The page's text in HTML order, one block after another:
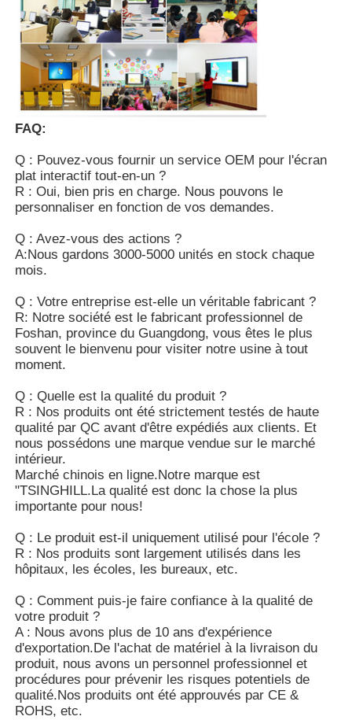
FAQ:
Q : Pouvez-vous fournir un service OEM pour l'écran
plat interactif tout-en-un ?
R : Oui, bien pris en charge. Nous pouvons le
personnaliser en fonction de vos demandes.
Q : Avez-vous des actions ?
A:Nous gardons 3000-5000 unités en stock chaque
mois.
Q : Votre entreprise est-elle un véritable fabricant ?
R: Notre société est le fabricant professionnel de
Foshan, province du Guangdong, vous êtes le plus
souvent le bienvenu pour visiter notre usine à tout
moment.
Q : Quelle est la qualité du produit ?
R : Nos produits ont été strictement testés de haute
qualité par QC avant d'être expédiés aux clients. Et
nous possédons une marque vendue sur le marché
intérieur.
Marché chinois en ligne.Notre marque est
"TSINGHILL.La qualité est donc la chose la plus
importante pour nous!
Q : Le produit est-il uniquement utilisé pour l'école ?
R : Nos produits sont largement utilisés dans les
hôpitaux, les écoles, les bureaux, etc.
Q : Comment puis-je faire confiance à la qualité de
votre produit ?
A : Nous avons plus de 10 ans d'expérience
d'exportation.De l'achat de matériel à la livraison du
produit, nous avons un personnel professionnel et
procédures pour prévenir les risques potentiels de
qualité.Nos produits ont été approuvés par CE &
ROHS, etc.